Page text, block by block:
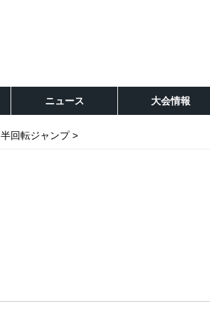
ニュース 大会情報
半回転ジャンプ